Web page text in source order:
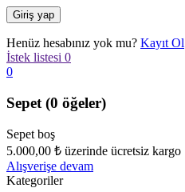
Henüz hesabınız yok mu? Kayıt Ol
İstek listesi 0
0
Sepet (0 öğeler)
Sepet boş
5.000,00 ₺ üzerinde ücretsiz kargo
Alışverişe devam
Kategoriler